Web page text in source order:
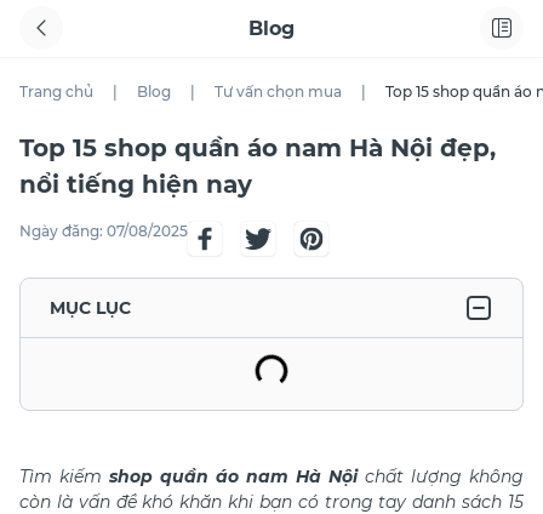
Blog
Trang chủ Blog Tư vấn chọn mua Top 15 shop quần
Top 15 shop quần áo nam Hà Nội đẹp,
nổi tiếng hiện nay
Ngày đăng: 07/08/2025
MỤC LỤC
Tìm kiếm shop quần áo nam Hà Nộichất lượng không
còn là vấn đề khó khăn khi bạn có trong tay danh sách 15